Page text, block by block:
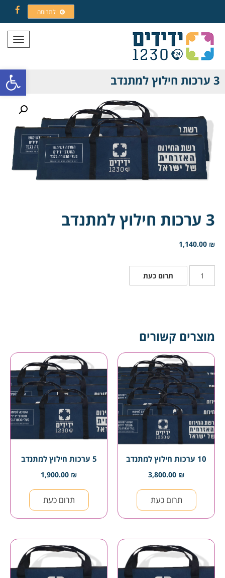
פתח
לתרומה
תפריט
3 ערכות חילוץ למתנדב
3 ערכות חילוץ למתנדב
1,140.00 ₪
תרום כעת
מוצרים קשורים
10 ערכות חילוץ למתנדב
3,800.00 ₪
תרום כעת
5 ערכות חילוץ למתנדב
1,900.00 ₪
תרום כעת